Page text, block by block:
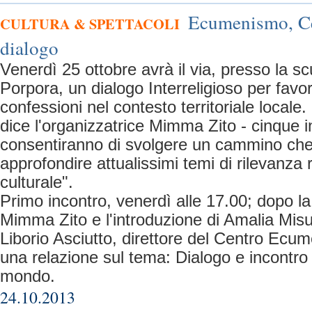
CULTURA & SPETTACOLI Ecumenismo,
dialogo
Venerdì 25 ottobre avrà il via, presso la
Porpora, un dialogo Interreligioso per
confessioni nel contesto territoriale
dice l'organizzatrice Mimma Zito - cinque
consentiranno di svolgere un cammino
approfondire attualissimi temi di rilevanza
culturale".
Primo incontro, venerdì alle 17.00; dopo
Mimma Zito e l'introduzione di Amalia
Liborio Asciutto, direttore del Centro
una relazione sul tema: Dialogo e
mondo.
24.10.2013